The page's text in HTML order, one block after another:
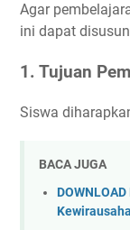
Agar
ini dapat
1. Tujuan
Siswa
BACA JUGA